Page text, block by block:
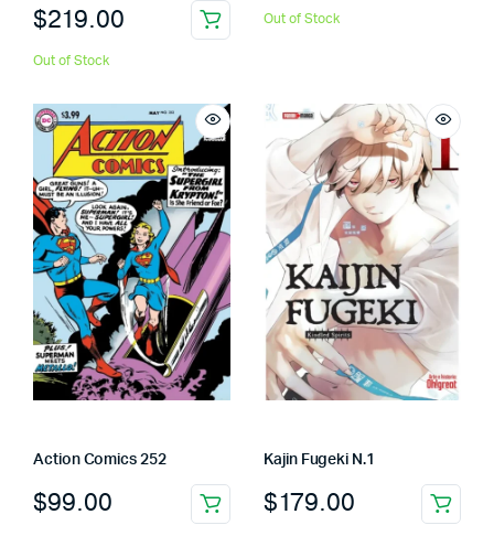
$219.00
Out of Stock
Out of Stock
Action Comics 252
$99.00
Kajin Fugeki N.1
$179.00